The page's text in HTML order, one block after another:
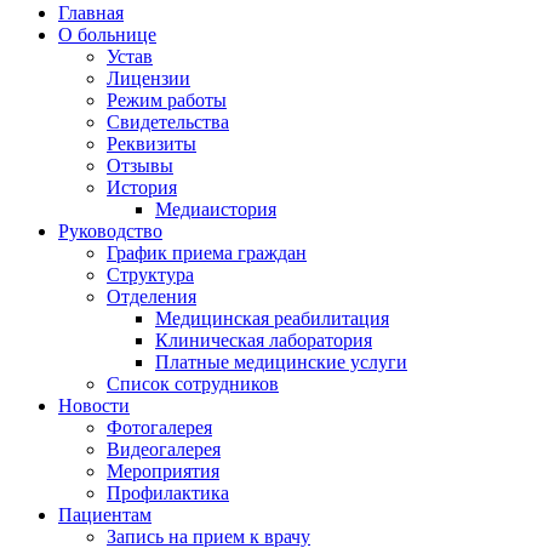
Главная
О больнице
Устав
Лицензии
Режим работы
Свидетельства
Реквизиты
Отзывы
История
Медиаистория
Руководство
График приема граждан
Структура
Отделения
Медицинская реабилитация
Клиническая лаборатория
Платные медицинские услуги
Список сотрудников
Новости
Фотогалерея
Видеогалерея
Мероприятия
Профилактика
Пациентам
Запись на прием к врачу